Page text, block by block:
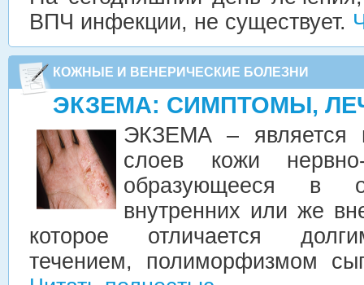
ВПЧ инфекции, не существует.
КОЖНЫЕ И ВЕНЕРИЧЕСКИЕ БОЛЕЗНИ
ЭКЗЕМА: СИМПТОМЫ,
ЭКЗЕМА – является
слоев кожи нервно-
образующееся в
внутренних или же
которое отличается
течением, полиморфизмом